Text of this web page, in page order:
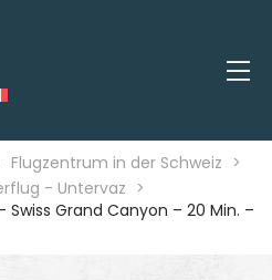
Flugzentrum in der Schweiz >
- Untervaz >
Grand Canyon – 20 Min. –